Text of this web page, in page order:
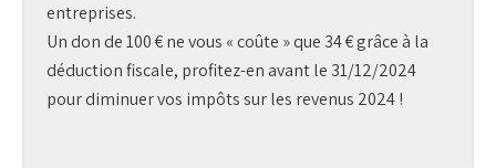
entreprises.
Un don de 100 € ne vous « coûte » que 34 € grâce à la
déduction fiscale, profitez-en avant le 31/12/2024
pour diminuer vos impôts sur les revenus 2024 !